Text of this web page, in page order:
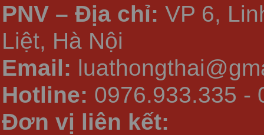
PNV – Địa chỉ: VP 6,
Liệt, Hà Nội
Email:
Hotline: 0976.933.335 -
Đơn vị liên kết: